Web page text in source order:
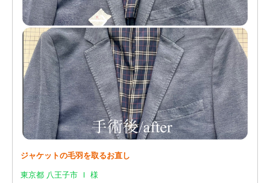
ジャケットの毛羽を取るお直し
東京都 八王子市 Ｉ 様